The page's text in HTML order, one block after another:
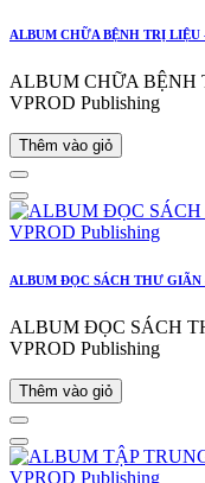
ALBUM CHỮA BỆNH TRỊ
ALBUM CHỮA BỆNH
VPROD Publishing
Thêm vào giỏ
ALBUM ĐỌC SÁCH THƯ
ALBUM ĐỌC SÁCH
VPROD Publishing
Thêm vào giỏ